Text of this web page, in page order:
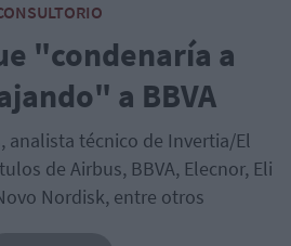
"condenaría a
a BBVA
analista técnico de Invertia/El
de Airbus, BBVA, Elecnor, Eli
Nordisk, entre otros